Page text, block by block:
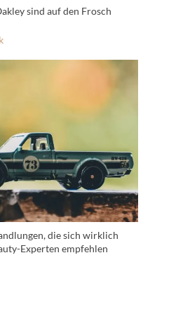
sind auf den Frosch
die sich wirklich
Experten empfehlen